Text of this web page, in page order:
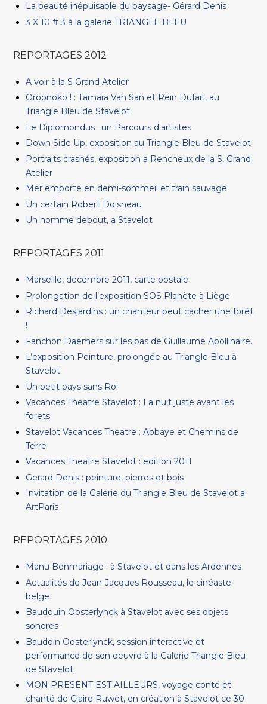
La beauté inépuisable du paysage- Gérard Denis
3 X 10 # 3 à la galerie TRIANGLE BLEU
REPORTAGES 2012
A voir à la S Grand Atelier
Oroonoko ! : Tamara Van San et Rein Dufait, au
Triangle Bleu de Stavelot
Le Diplomondus : un Parcours d'artistes
Down Side Up, exposition au Triangle Bleu de Stavelot
Portraits crashés, exposition a Rencheux de la S, Grand
Atelier
Mer emporte en demi-sommeil et train sauvage
Un certain Robert Doisneau
Un homme debout, a Stavelot
REPORTAGES 2011
Marseille, decembre 2011, carte postale
Prolongation de l’exposition SOS Planète à Liège
Richard Desjardins : un chanteur peut cacher une forêt
!
Fanchon Daemers sur les pas de Guillaume Apollinaire.
L’exposition Peinture, prolongée au Triangle Bleu à
Stavelot
Un petit pays sans Roi
Vacances Theatre Stavelot : La nuit juste avant les
forets
Stavelot Vacances Theatre : Abbaye et Chemins de
Terre
Vacances Theatre Stavelot : edition 2011
Gerard Denis : peinture, pierres et bois
Invitation de la Galerie du Triangle Bleu de Stavelot a
ArtParis
REPORTAGES 2010
Manu Bonmariage : à Stavelot et dans les Ardennes
Actualités de Jean-Jacques Rousseau, le cinéaste
belge
Baudouin Oosterlynck à Stavelot avec ses objets
sonores
Baudoin Oosterlynck, session interactive et
performance de son oeuvre à la Galerie Triangle Bleu
de Stavelot.
MON PRESENT EST AILLEURS, voyage conté et
chanté de Claire Ruwet, en création à Stavelot ce 30